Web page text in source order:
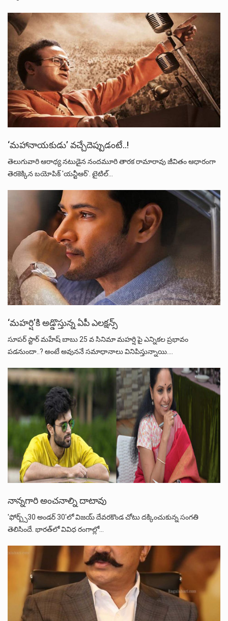
‘మహానాయకుడు’ వచ్చేదెప్పుడంటే..!
తెలుగువారి ఆరాధ్య నటుడైన నందమూరి తారక రామారావు జీవితం ఆధారంగా
తెరకెక్కిన బయోపిక్ 'యన్టీఆర్'. టైటిల్…
‘మహర్షి’కి అడ్డొస్తున్న ఏపీ ఎలక్షన్స్‌
సూపర్ స్టార్ మహేష్ బాబు 25 వ సినిమా మహర్షి పై ఎన్నికల ప్రభావం
పడనుందా..? అంటే అవుననే సమాధానాలు వినిపిస్తున్నాయి.…
నాన్నగారి అంచనాల్ని దాటావు
'ఫోర్బ్స్‌30 అండర్‌ 30'లో విజయ్‌ దేవరకొండ చోటు దక్కించుకున్న సంగతి
తెలిసిందే. భారత్‌లో వివిధ రంగాల్లో…